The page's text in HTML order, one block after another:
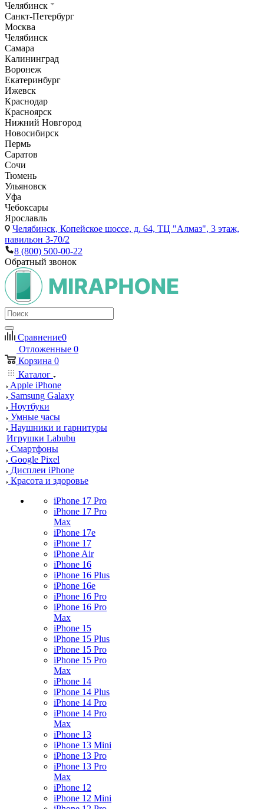
Челябинск
Санкт-Петербург
Москва
Челябинск
Самара
Калининград
Воронеж
Екатеринбург
Ижевск
Краснодар
Красноярск
Нижний Новгород
Новосибирск
Пермь
Саратов
Сочи
Тюмень
Ульяновск
Уфа
Чебоксары
Ярославль
Челябинск, Копейское шоссе, д. 64, ТЦ "Алмаз", 3 этаж,
павильон 3-70/2
8 (800) 500-00-22
Обратный звонок
Сравнение0
Отложенные 0
Корзина 0
Каталог
Apple iPhone
Samsung Galaxy
Ноутбуки
Умные часы
Наушники и гарнитуры
Игрушки Labubu
Смартфоны
Google Pixel
Дисплеи iPhone
Красота и здоровье
iPhone 17 Pro
iPhone 17 Pro
Max
iPhone 17e
iPhone 17
iPhone Air
iPhone 16
iPhone 16 Plus
iPhone 16e
iPhone 16 Pro
iPhone 16 Pro
Max
iPhone 15
iPhone 15 Plus
iPhone 15 Pro
iPhone 15 Pro
Max
iPhone 14
iPhone 14 Plus
iPhone 14 Pro
iPhone 14 Pro
Max
iPhone 13
iPhone 13 Mini
iPhone 13 Pro
iPhone 13 Pro
Max
iPhone 12
iPhone 12 Mini